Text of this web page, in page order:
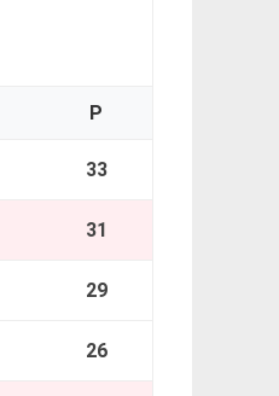
P
33
31
29
26